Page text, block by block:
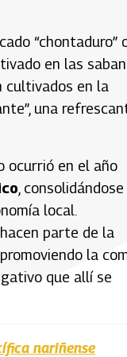
“chontaduro”
en las
cultivados en la
una
ocurrió en el año
, consolidándose
local.
parte de la
la
que allí se
nariñense